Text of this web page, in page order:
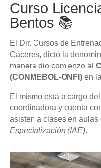
Curso
Bentos 📚
El Dir. Cursos de
Cáceres, dictó la
manera dio comienzo al
(CONMEBOL-ONFI) en
El mismo está a cargo
coordinadora y cuenta
asisten a clases en aulas
Especialización (IAE).